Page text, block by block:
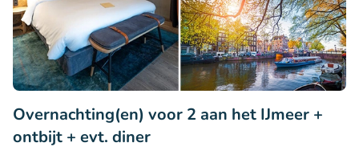
Overnachting(en) voor 2 aan het IJmeer +
ontbijt + evt. diner